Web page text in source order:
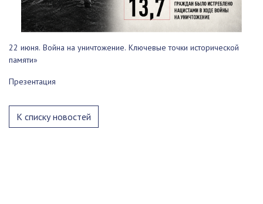
22 июня. Война на уничтожение. Ключевые точки исторической
памяти»
Презентация
К списку новостей